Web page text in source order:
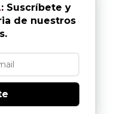
: Suscríbete y
de nuestros